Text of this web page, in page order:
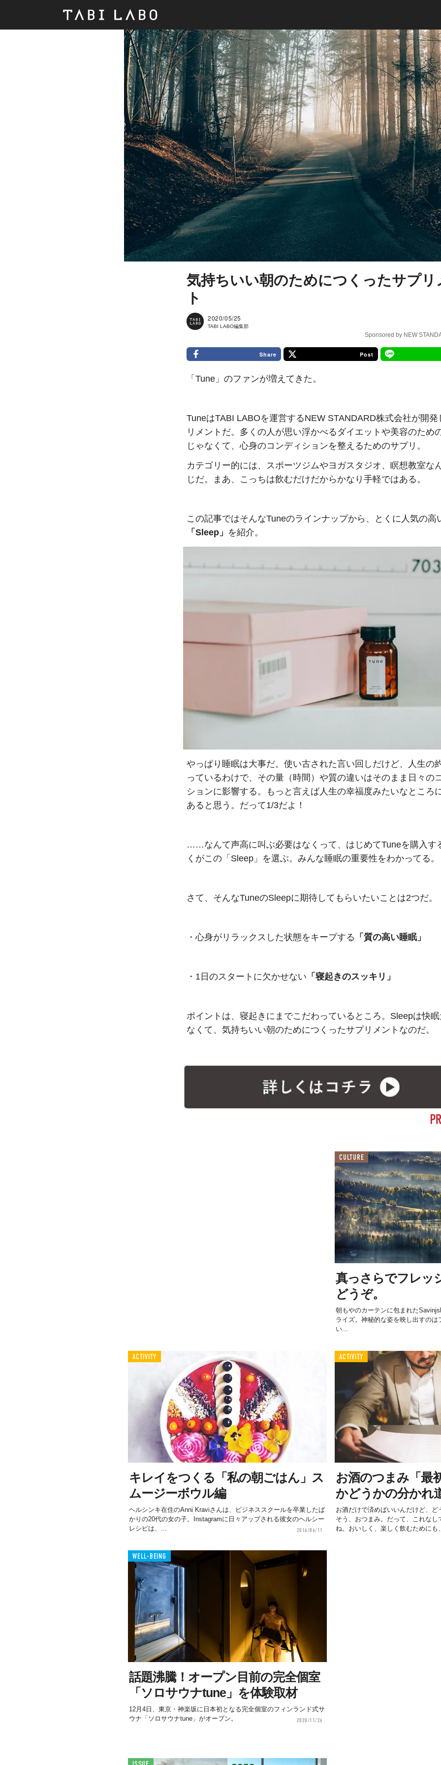
気持ちいい朝のためにつくったサプリ
ト
2020/05/25
TABI LABO編集部
Sponsored by NEW
Share Post
「Tune」のファンが増えてきた。
TuneはTABI LABOを運営するNEW STANDARD株式会社が開発
リメントだ。多くの人が思い浮かべるダイエットや美容のため
じゃなくて、心身のコンディションを整えるためのサプリ。
カテゴリー的には、スポーツジムやヨガスタジオ、瞑想教室な
じだ。まあ、こっちは飲むだけだからかなり手軽ではある。
この記事ではそんなTuneのラインナップから、とくに人気の高
「Sleep」 を紹介。
やっぱり睡眠は大事だ。使い古された言い回しだけど、人生の
っているわけで、その量（時間）や質の違いはそのまま日々の
ションに影響する。もっと言えば人生の幸福度みたいなところ
あると思う。だって1/3だよ！
……なんて声高に叫ぶ必要はなくって、はじめてTuneを購入す
くがこの「Sleep」を選ぶ。みんな睡眠の重要性をわかってる。
さて、そんなTuneのSleepに期待してもらいたいことは2つだ。
・心身がリラックスした状態をキープする 「質の高い睡眠」
・1日のスタートに欠かせない 「寝起きのスッキリ」
ポイントは、寝起きにまでこだわっているところ。Sleepは快
なくて、気持ちいい朝のためにつくったサプリメントなのだ。
CULTURE
真っさらでフレッ
どうぞ。
朝もやのカーテンに包まれた
ライズ。神秘的な姿を映し出すのは
い...
ACTIVITY
キレイをつくる「私の朝ごはん」ス
ムージーボウル編
ヘルシンキ在住のAnni Kraviさんは、ビジネススクールを卒業したば
かりの20代の女の子。Instagramに日々アップされる彼女のヘルシー
レシピは、...
2016/06/11
ACTIVITY
お酒のつまみ「最
かどうかの分かれ
お酒だけで済めばいいんだけど、
そう、おつまみ。だって、これなし
ね。おいしく、楽しく飲むためにも
WELL-BEING
話題沸騰！オープン目前の完全個室
「ソロサウナtune」を体験取材
12月4日、東京・神楽坂に日本初となる完全個室のフィンランド式サ
ウナ「ソロサウナtune」がオープン。
2020/11/26